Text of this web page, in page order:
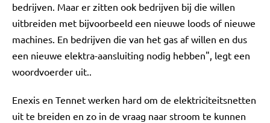
bedrijven. Maar er zitten ook bedrijven bij die willen
uitbreiden met bijvoorbeeld een nieuwe loods of nieuwe
machines. En bedrijven die van het gas af willen en dus
een nieuwe elektra-aansluiting nodig hebben", legt een
woordvoerder uit..
Enexis en Tennet werken hard om de elektriciteitsnetten
uit te breiden en zo in de vraag naar stroom te kunnen